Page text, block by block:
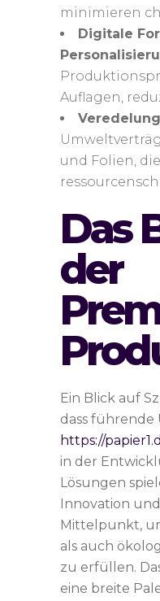
minimieren
Digitale
Auflagen,
und Folien, die
Das
der
Ein Blick auf
dass
https://
in der
Lösungen
Innovation
Mittelpunkt,
als auch
zu erfüllen.
eine breite